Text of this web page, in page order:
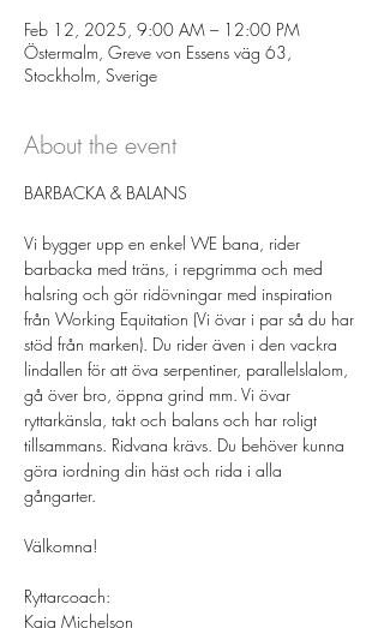
Feb 12, 2025, 9:00 AM – 12:00 PM
Östermalm, Greve von Essens väg 63,
Stockholm, Sverige
About the event
BARBACKA & BALANS
Vi bygger upp en enkel WE bana, rider
barbacka med träns, i repgrimma och med
halsring och gör ridövningar med inspiration
från Working Equitation (Vi övar i par så du har
stöd från marken). Du rider även i den vackra
lindallen för att öva serpentiner, parallelslalom,
gå över bro, öppna grind mm. Vi övar
ryttarkänsla, takt och balans och har roligt
tillsammans. Ridvana krävs. Du behöver kunna
göra iordning din häst och rida i alla
gångarter.
Välkomna!
Ryttarcoach:
Kaja Michelson